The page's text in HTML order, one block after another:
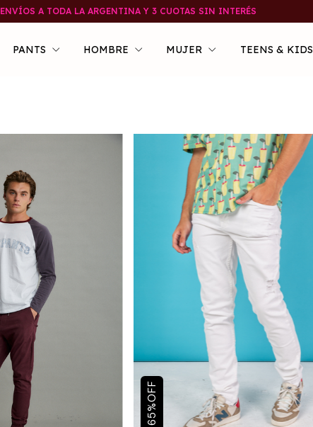
ENVÍOS A TODA LA ARGENTINA Y 3 CUOTAS SIN INTERÉS
PANTS HOMBRE MUJER TEENS & KIDS
65
%
OFF